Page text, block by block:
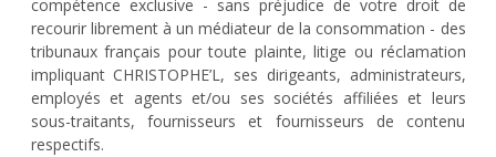
compétence exclusive - sans préjudice de votre droit de
recourir librement à un médiateur de la consommation - des
tribunaux français pour toute plainte, litige ou réclamation
impliquant CHRISTOPHE’L, ses dirigeants, administrateurs,
employés et agents et/ou ses sociétés affiliées et leurs
sous-traitants, fournisseurs et fournisseurs de contenu
respectifs.